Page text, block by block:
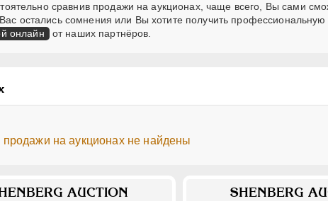
сравнив продажи на аукционах, чаще всего, Вы сами
остались сомнения или Вы хотите получить
онлайн от наших партнёров.
на аукционах не найдены
AUCTION SHENBERG